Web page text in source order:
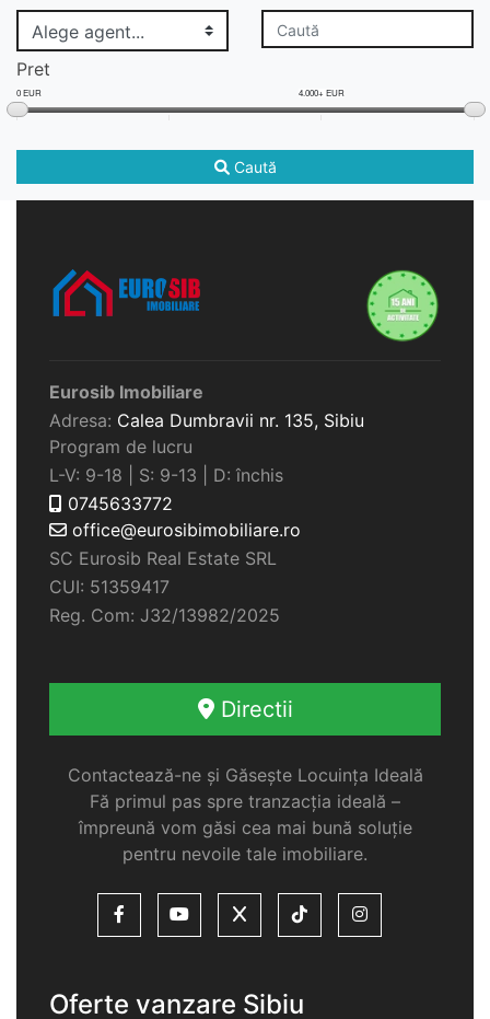
Pret
0 EUR 4.000+ EUR
Caută
Eurosib Imobiliare
Adresa: Calea Dumbravii nr. 135, Sibiu
Program de lucru
L-V: 9-18 | S: 9-13 | D: închis
0745633772
office@eurosibimobiliare.ro
SC Eurosib Real Estate SRL
CUI: 51359417
Reg. Com: J32/13982/2025
Directii
Contactează-ne și Găsește Locuința Ideală
Fă primul pas spre tranzacția ideală –
împreună vom găsi cea mai bună soluție
pentru nevoile tale imobiliare.
Oferte vanzare Sibiu